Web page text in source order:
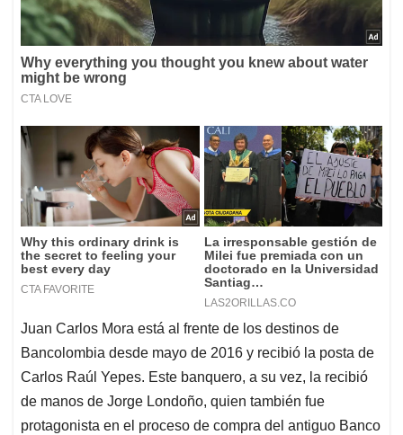
Juan Carlos Mora está al frente de los destinos de
Bancolombia desde mayo de 2016 y recibió la posta de
Carlos Raúl Yepes. Este banquero, a su vez, la recibió
de manos de Jorge Londoño, quien también fue
protagonista en el proceso de compra del antiguo Banco